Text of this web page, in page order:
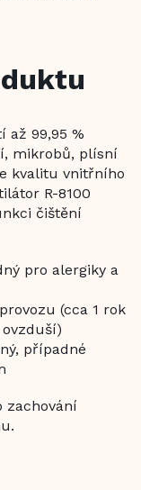
až 99,95 %
mikrobů, plísní
kvalitu vnitřního
R-8100
čištění
pro alergiky a
(cca 1 rok
případné
zachování